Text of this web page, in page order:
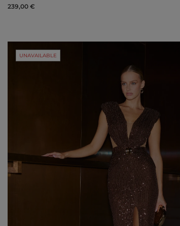
NEW YEAR'S EVE
VALENTINE'S DAY
PROM
ELEGANT
EVENING
PARTY
CASUAL
JEANS
COCTAIL
BOHO
LACE
FIT
FLARED
ASYMMETRICAL
KNITTED
WITH SEQUINS
239,00 €
UNAVAILABLE